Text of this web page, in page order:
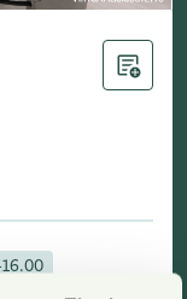
Lisää